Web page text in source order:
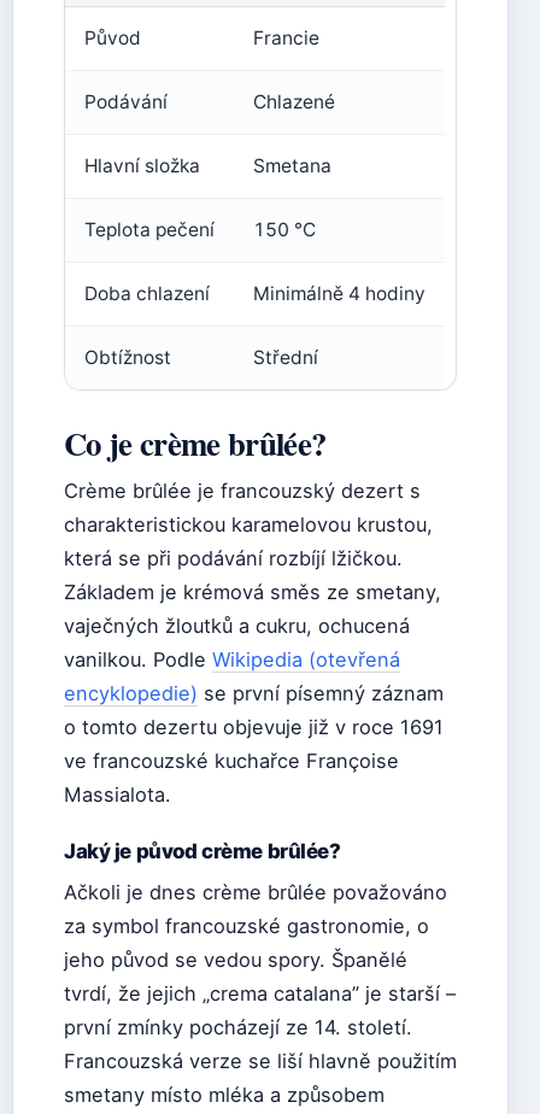
Původ Francie
Podávání Chlazené
Hlavní složka Smetana
Teplota pečení 150 °C
Doba chlazení Minimálně 4 hodiny
Obtížnost Střední
Co je crème brûlée?
Crème brûlée je francouzský dezert s
charakteristickou karamelovou krustou,
která se při podávání rozbíjí lžičkou.
Základem je krémová směs ze smetany,
vaječných žloutků a cukru, ochucená
vanilkou. Podle Wikipedia (otevřená
encyklopedie) se první písemný záznam
o tomto dezertu objevuje již v roce 1691
ve francouzské kuchařce Françoise
Massialota.
Jaký je původ crème brûlée?
Ačkoli je dnes crème brûlée považováno
za symbol francouzské gastronomie, o
jeho původ se vedou spory. Španělé
tvrdí, že jejich „crema catalana” je starší –
první zmínky pocházejí ze 14. století.
Francouzská verze se liší hlavně použitím
smetany místo mléka a způsobem